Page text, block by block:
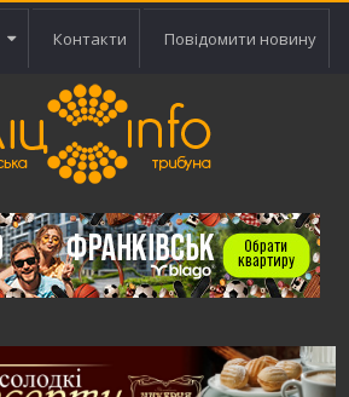
Контакти Повідомити новину